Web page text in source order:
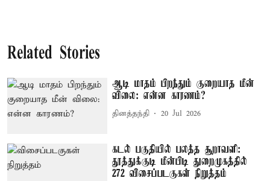
Related Stories
ஆடி மாதம் பிறந்தும் குறையாத மீன்
விலை: என்ன காரணம்?
தினத்தந்தி 20 Jul 2026
கடல் பகுதியில் பலத்த சூறாவளி:
தூத்துக்குடி மீன்பிடி துறைமுகத்தில்
272 விசைப்படகுகள் நிறுத்தம்